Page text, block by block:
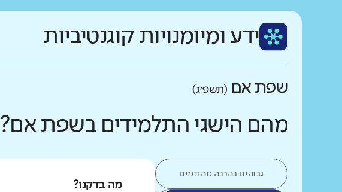
ידע ומיומנויות קוגנטיביות
שפת אם (תשפ״ג)
מהם הישגי התלמידים בשפת אם?
גבוהים בהרבה מהדומים
מה בדקנו?